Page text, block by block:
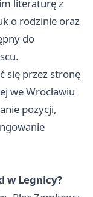
literaturę z
o rodzinie oraz
do
się przez stronę
we Wrocławiu
pozycji,
w Legnicy?